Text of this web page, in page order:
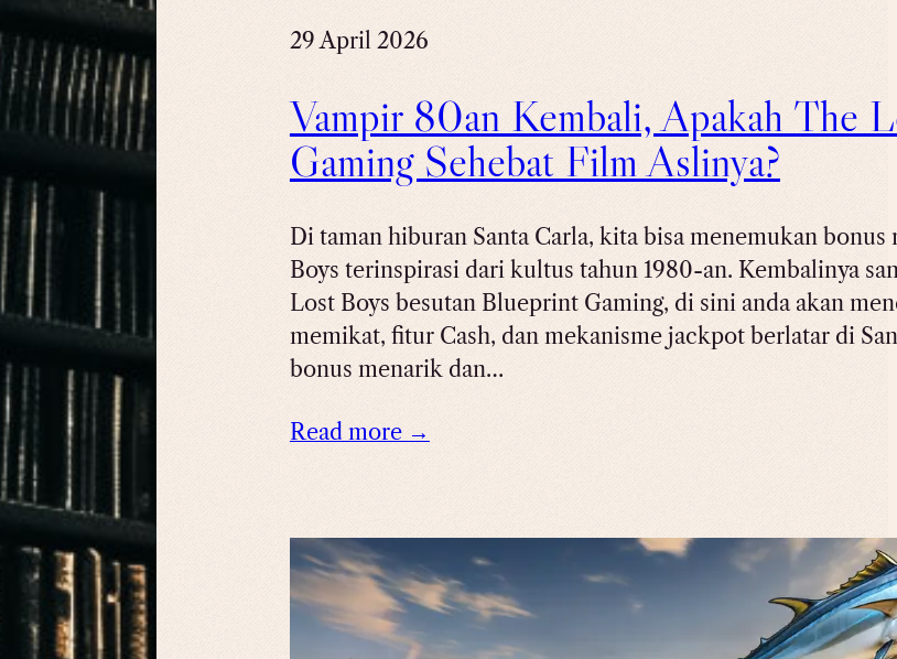
29 April 2026
Vampir 80an Kembali, Apakah The
Gaming Sehebat Film Aslinya?
Di taman hiburan Santa Carla, kita bisa menemukan
Boys terinspirasi dari kultus tahun 1980-an. Kembalinya
Lost Boys besutan Blueprint Gaming, di sini anda akan
memikat, fitur Cash, dan mekanisme jackpot berlatar di
bonus menarik dan…
Read more →